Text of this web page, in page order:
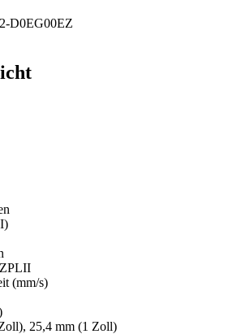
D0EG00EZ
(mm/s)
25,4 mm (1 Zoll)